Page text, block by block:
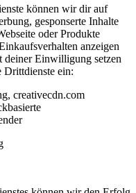
können wir dir auf
gesponserte Inhalte
oder Produkte
anzeigen
deiner Einwilligung setzen
Drittdienste ein:
creativecdn.com